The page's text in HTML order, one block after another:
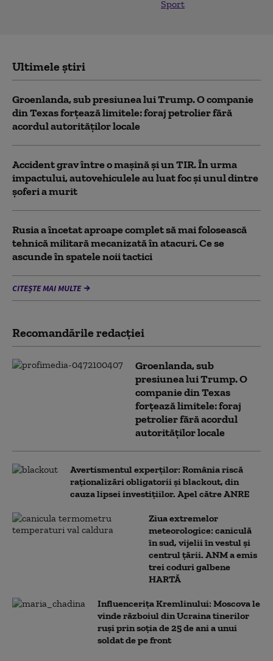
Sport
Ultimele știri
Groenlanda, sub presiunea lui Trump. O companie
din Texas forțează limitele: foraj petrolier fără
acordul autorităților locale
Accident grav între o mașină și un TIR. În urma
impactului, autovehiculele au luat foc și unul dintre
șoferi a murit
Rusia a încetat aproape complet să mai folosească
tehnică militară mecanizată în atacuri. Ce se
ascunde în spatele noii tactici
CITEȘTE MAI MULTE
Recomandările redacţiei
Groenlanda, sub
presiunea lui Trump. O
companie din Texas
forțează limitele: foraj
petrolier fără acordul
autorităților locale
Avertismentul experților: România riscă
raționalizări obligatorii și blackout, din
cauza lipsei investițiilor. Apel către ANRE
Ziua extremelor
meteorologice: caniculă
în sud, vijelii în vestul și
centrul țării. ANM a emis
trei coduri galbene
HARTĂ
Influencerița Kremlinului: Moscova le
vinde războiul din Ucraina tinerilor
ruși prin soția de 25 de ani a unui
soldat de pe front